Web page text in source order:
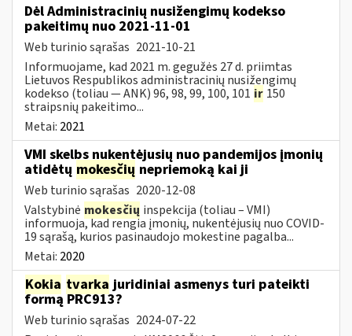
Dėl Administracinių nusižengimų kodekso
pakeitimų nuo 2021-11-01
Web turinio sąrašas 2021-10-21
Informuojame, kad 2021 m. gegužės 27 d. priimtas
Lietuvos Respublikos administracinių nusižengimų
kodekso (toliau — ANK) 96, 98, 99, 100, 101 ir 150
straipsnių pakeitimo...
Metai: 2021
VMI skelbs nukentėjusių nuo pandemijos įmonių
atidėtų mokesčių nepriemoką kai ji
Web turinio sąrašas 2020-12-08
Valstybinė mokesčių inspekcija (toliau – VMI)
informuoja, kad rengia įmonių, nukentėjusių nuo COVID-
19 sąrašą, kurios pasinaudojo mokestine pagalba...
Metai: 2020
Kokia tvarka juridiniai asmenys turi pateikti
formą PRC913?
Web turinio sąrašas 2024-07-22